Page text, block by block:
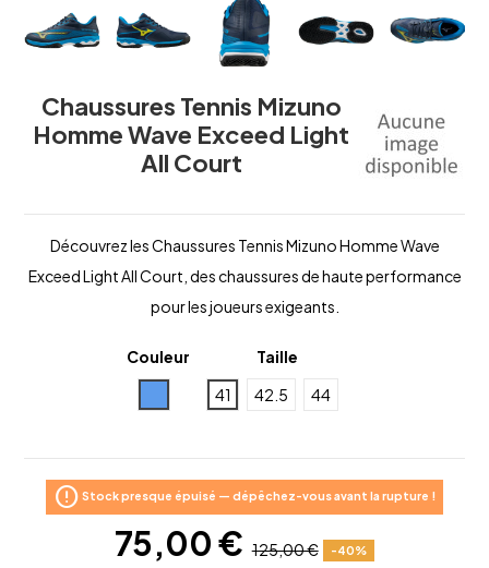
Chaussures Tennis Mizuno
Homme Wave Exceed Light
All Court
Découvrez les Chaussures Tennis Mizuno Homme Wave
Exceed Light All Court, des chaussures de haute performance
pour les joueurs exigeants.
Couleur
Taille
41
42.5 44
error Stock presque épuisé — dépêchez-vous avant la rupture !
75,00 € 125,00 € -40%